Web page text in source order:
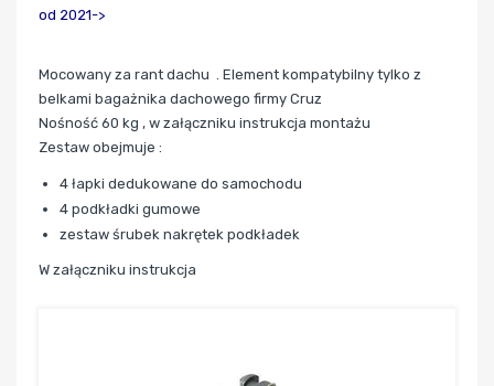
od 2021->
Mocowany za rant dachu . Element kompatybilny tylko z
belkami bagażnika dachowego firmy Cruz
Nośność 60 kg , w załączniku instrukcja montażu
Zestaw obejmuje :
4 łapki dedukowane do samochodu
4 podkładki gumowe
zestaw śrubek nakrętek podkładek
W załączniku instrukcja